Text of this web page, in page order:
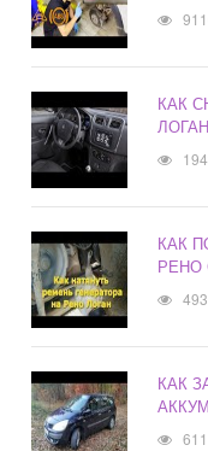
КАК
ЛОГАН
КАК
РЕНО
КАК